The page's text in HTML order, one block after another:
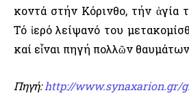
κοντά στήν Κόρινθο, τήν ἁγία
Τό ἱερό λείψανό του
καί εἶναι πηγή πολλῶν
Πηγή:http://www.synaxarion.gr/